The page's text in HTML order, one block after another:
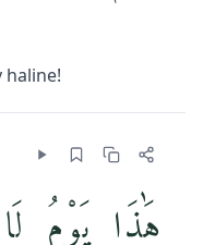
haline!
هَٰذَا يَوْمُ